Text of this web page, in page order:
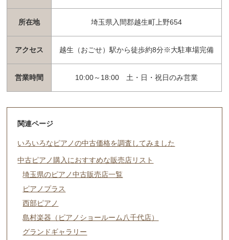
所在地 埼玉県入間郡越生町上野654
アクセス 越生（おごせ）駅から徒歩約8分※大駐車場完備
営業時間 10:00～18:00 土・日・祝日のみ営業
関連ページ
いろいろなピアノの中古価格を調査してみました
中古ピアノ購入におすすめな販売店リスト
埼玉県のピアノ中古販売店一覧
ピアノプラス
西部ピアノ
島村楽器（ピアノショールーム八千代店）
グランドギャラリー